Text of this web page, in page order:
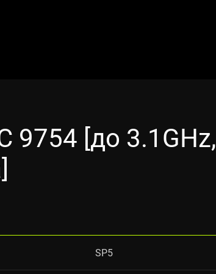
9754 [до 3.1GHz,
SP5